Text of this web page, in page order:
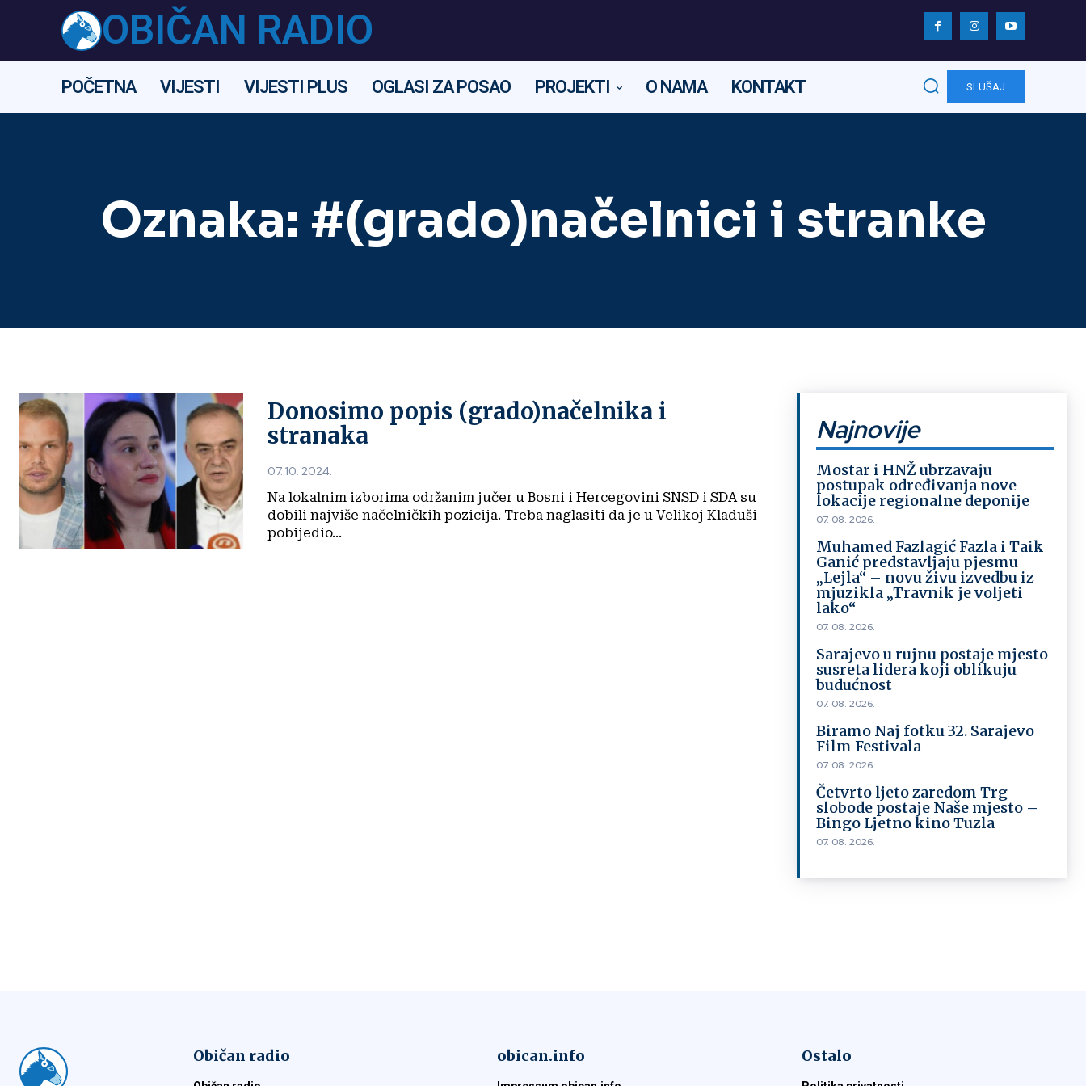
OBIČAN RADIO
POČETNA VIJESTI VIJESTI PLUS OGLASI ZA POSAO PROJEKTI O NAMA KONTAKT SLUŠAJ
Oznaka: #(grado)načelnici i stranke
Donosimo popis (grado)načelnika i
stranaka
07. 10. 2024.
Na lokalnim izborima održanim jučer u Bosni i Hercegovini SNSD i SDA su
dobili najviše načelničkih pozicija. Treba naglasiti da je u Velikoj Kladuši
pobijedio...
Najnovije
Mostar i HNŽ ubrzavaju
postupak određivanja nove
lokacije regionalne deponije
07. 08. 2026.
Muhamed Fazlagić Fazla i Taik
Ganić predstavljaju pjesmu
„Lejla“ – novu živu izvedbu iz
mjuzikla „Travnik je voljeti
lako“
07. 08. 2026.
Sarajevo u rujnu postaje mjesto
susreta lidera koji oblikuju
budućnost
07. 08. 2026.
Biramo Naj fotku 32. Sarajevo
Film Festivala
07. 08. 2026.
Četvrto ljeto zaredom Trg
slobode postaje Naše mjesto –
Bingo Ljetno kino Tuzla
07. 08. 2026.
Običan radio obican.info Ostalo